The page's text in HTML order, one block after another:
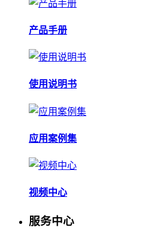
产品手册
使用说明书
应用案例集
视频中心
服务中心